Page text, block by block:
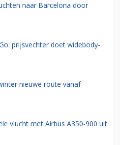
naar Barcelona door
prijsvechter doet widebody-
nieuwe route vanaf
vlucht met Airbus A350-900 uit